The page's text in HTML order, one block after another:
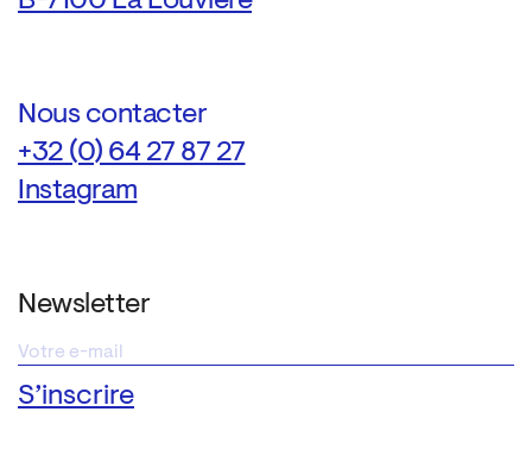
Nous contacter
+32 (0) 64 27 87 27
Instagram
Newsletter